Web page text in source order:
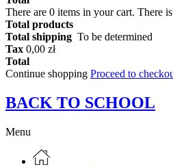
There are 0 items in your cart. There
Total products
Total shipping To be determined
Tax 0,00 zł
Total
Continue shopping Proceed to
BACK TO SCHOOL
Menu